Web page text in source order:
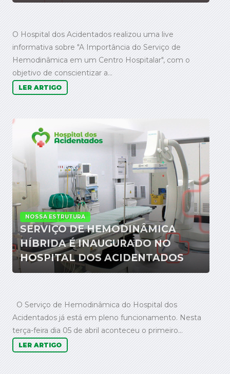
O Hospital dos Acidentados realizou uma live
informativa sobre "A Importância do Serviço de
Hemodinâmica em um Centro Hospitalar", com o
objetivo de conscientizar a...
LER ARTIGO
NOSSA ESTRUTURA
SERVIÇO DE HEMODINÂMICA
HÍBRIDA É INAUGURADO NO
HOSPITAL DOS ACIDENTADOS
O Serviço de Hemodinâmica do Hospital dos
Acidentados já está em pleno funcionamento. Nesta
terça-feira dia 05 de abril aconteceu o primeiro...
LER ARTIGO